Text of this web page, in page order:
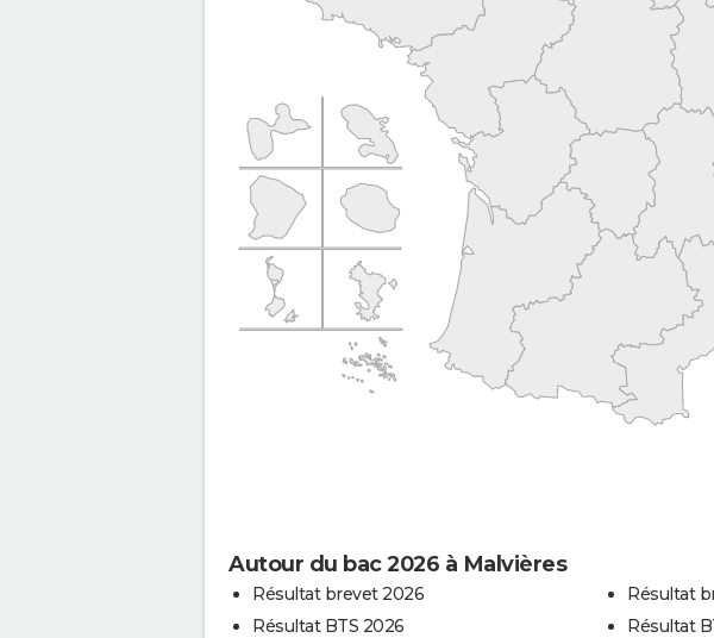
Autour du bac 2026 à Malvières
Résultat brevet 2026
Résultat BTS 2026
Résultat
Résultat